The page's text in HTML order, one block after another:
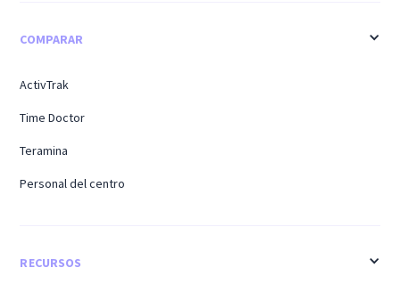
COMPARAR
ActivTrak
Time Doctor
Teramina
Personal del centro
RECURSOS